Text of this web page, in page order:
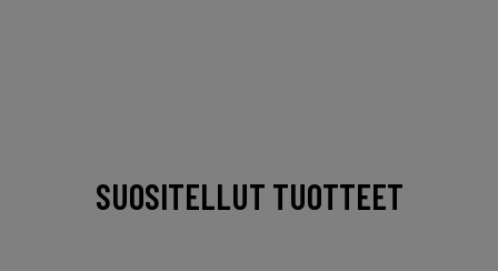
SUOSITELLUT TUOTTEET